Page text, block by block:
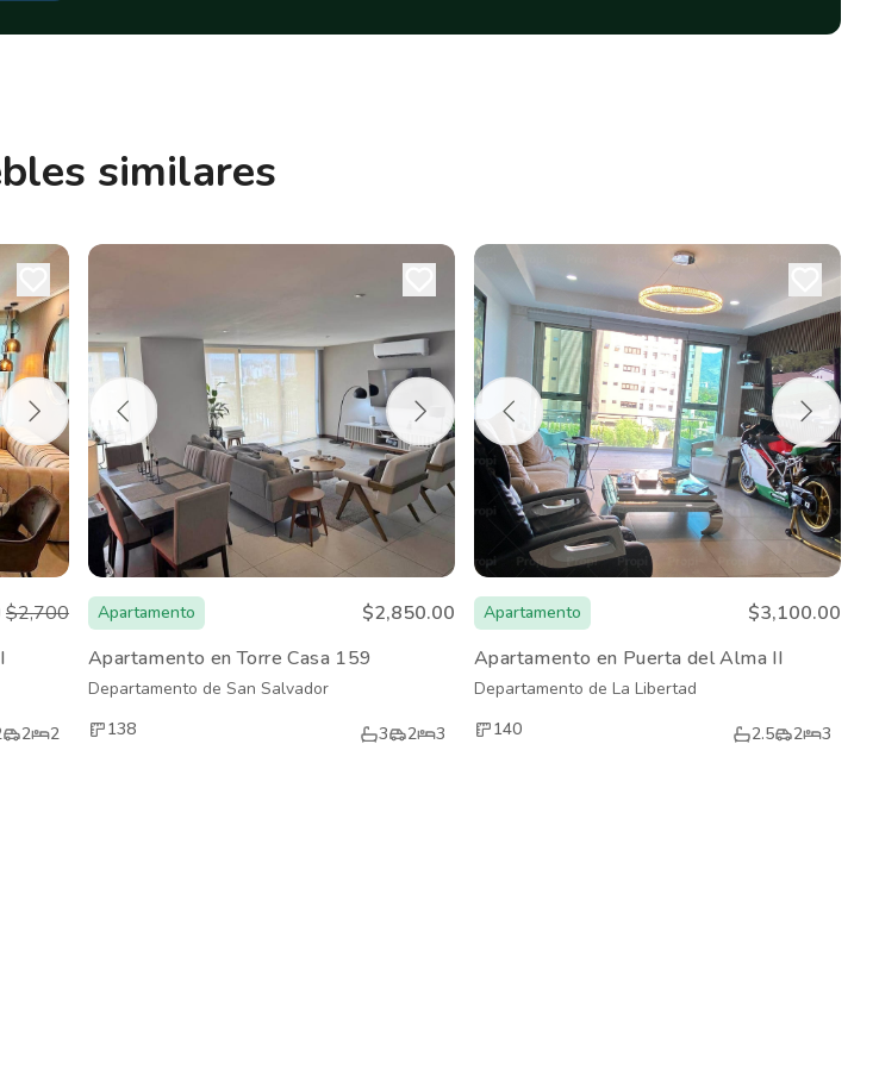
similares
$2,700
2 2
Apartamento
$2,850.00
Apartamento en Torre Casa 159
Departamento de San Salvador
138
3 2 3
Apartamento
$3,100.00
Apartamento en Puerta del Alma II
Departamento de La Libertad
140
2.5 2 3